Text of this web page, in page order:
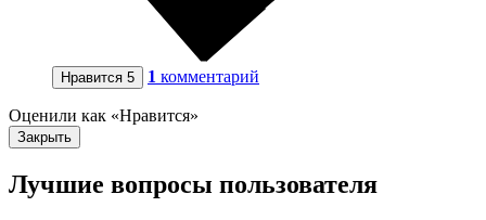
Нравится 5 1 комментарий
Оценили как «Нравится»
Закрыть
Лучшие вопросы пользователя